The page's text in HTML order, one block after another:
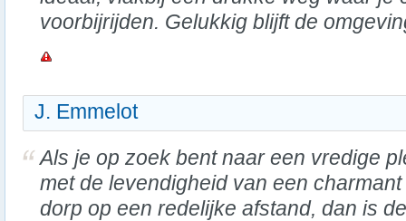
voorbijrijden. Gelukkig blijft de
J. Emmelot
Als je op zoek bent naar een vredige
met de levendigheid van een charmant
dorp op een redelijke afstand, dan is